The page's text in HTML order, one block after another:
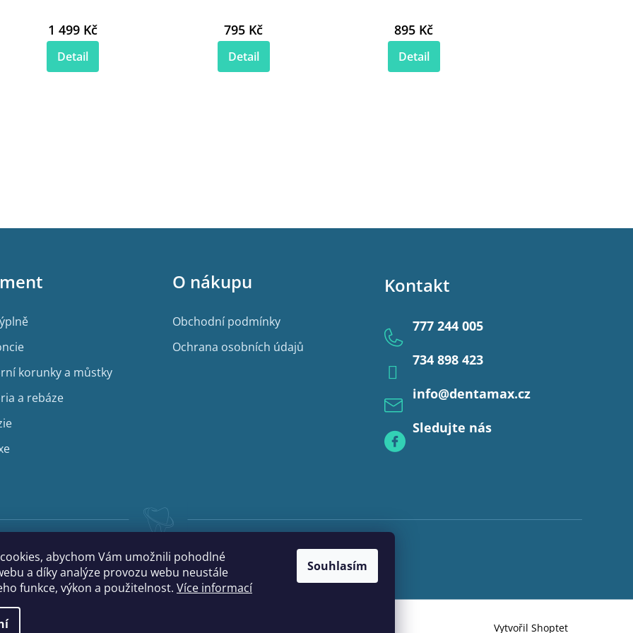
abychom Vám umožnili pohodlné
a díky analýze provozu webu neustále
funkce, výkon a použitelnost. Více informací
Souhlasím
1 499 Kč
Detail
795 Kč
Detail
895 Kč
Detail
korunky a můstky
a rebáze
O nákupu
Obchodní podmínky
Ochrana osobních údajů
Kontakt
info@dentamax.cz
777 244 005
734 898 423
Sledujte nás
Vytvořil Shoptet